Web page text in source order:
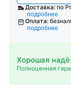
Доставка: по
подробнее
Оплата:
подробнее
Хорошая
Полноценная